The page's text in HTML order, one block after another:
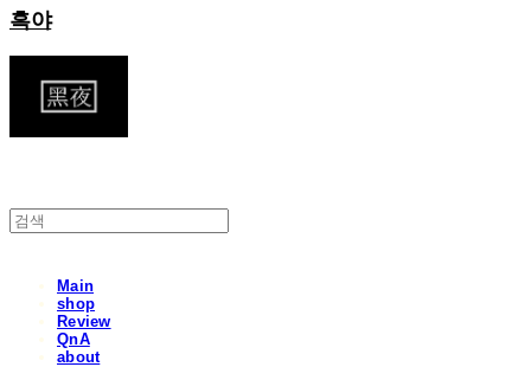
흑야
Main
shop
Review
QnA
about